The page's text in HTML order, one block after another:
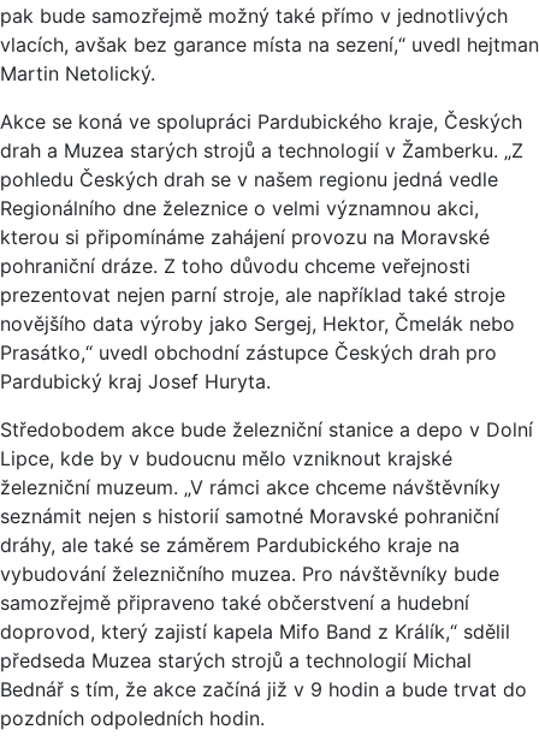
pak bude samozřejmě možný také přímo v jednotlivých
vlacích, avšak bez garance místa na sezení,“ uvedl hejtman
Martin Netolický.
Akce se koná ve spolupráci Pardubického kraje, Českých
drah a Muzea starých strojů a technologií v Žamberku. „Z
pohledu Českých drah se v našem regionu jedná vedle
Regionálního dne železnice o velmi významnou akci,
kterou si připomínáme zahájení provozu na Moravské
pohraniční dráze. Z toho důvodu chceme veřejnosti
prezentovat nejen parní stroje, ale například také stroje
novějšího data výroby jako Sergej, Hektor, Čmelák nebo
Prasátko,“ uvedl obchodní zástupce Českých drah pro
Pardubický kraj Josef Huryta.
Středobodem akce bude železniční stanice a depo v Dolní
Lipce, kde by v budoucnu mělo vzniknout krajské
železniční muzeum. „V rámci akce chceme návštěvníky
seznámit nejen s historií samotné Moravské pohraniční
dráhy, ale také se záměrem Pardubického kraje na
vybudování železničního muzea. Pro návštěvníky bude
samozřejmě připraveno také občerstvení a hudební
doprovod, který zajistí kapela Mifo Band z Králík,“ sdělil
předseda Muzea starých strojů a technologií Michal
Bednář s tím, že akce začíná již v 9 hodin a bude trvat do
pozdních odpoledních hodin.